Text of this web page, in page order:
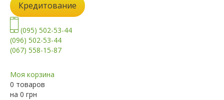
Кредитование
(095) 502-53-44
(096) 502-53-44
(067) 558-15-87
Моя корзина
0 товаров
на 0 грн